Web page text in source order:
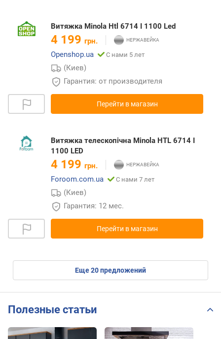
Витяжка Minola Htl 6714 I 1100 Led
4 199 грн.
Openshop.ua
С нами 5 лет
(Киев)
Гарантия: от производителя
Перейти в магазин
Витяжка телескопічна Minola HTL 6714 I
1100 LED
4 199 грн.
Foroom.com.ua
С нами 7 лет
(Киев)
Гарантия: 12 мес.
Перейти в магазин
eще20предложений
Полезные статьи